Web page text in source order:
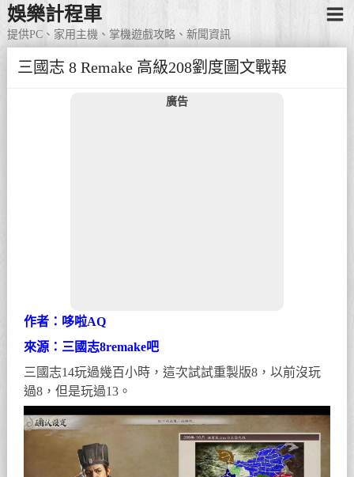
娛樂計程車
提供PC、家用主機、掌機遊戲攻略、新聞資訊
三國志 8 Remake 高級208劉度圖文戰報
廣告
作者：哆啦AQ
來源：三國志8remake吧
三國志14玩過幾百小時，這次試試重製版8，以前沒玩
過8，但是玩過13。